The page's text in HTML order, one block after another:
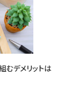
むデメリットは